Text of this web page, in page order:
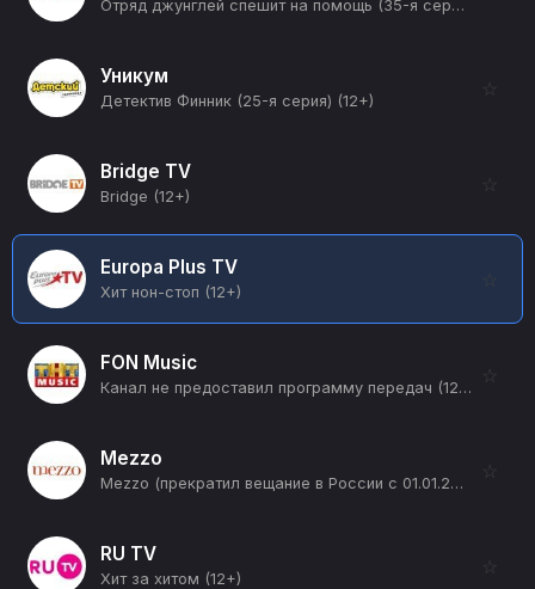
Отряд джунглей спешит на помощь (35-я серия) (12+)
Уникум
Детектив Финник (25-я серия) (12+)
☆
Bridge TV
Bridge (12+)
☆
Europa Plus TV
Хит нон-стоп (12+)
FON Music
Канал не предоставил программу передач (12+)
☆
Mezzo
Mezzo (прекратил вещание в России с 01.01.2026) (12+)
☆
RU TV
Хит за хитом (12+)
☆